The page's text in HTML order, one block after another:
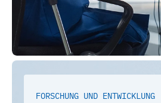
FORSCHUNG UND ENTWICKLUNG